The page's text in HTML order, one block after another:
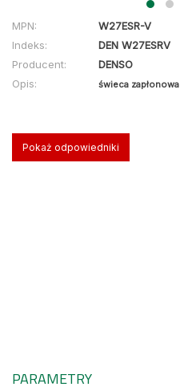
MPN:
W27ESR-V
Indeks:
DEN W27ESRV
Producent:
DENSO
Opis:
świeca zapłonowa
Pokaż odpowiedniki
PARAMETRY